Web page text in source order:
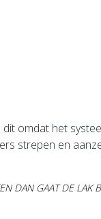
omdat het
strepen en
DAN GAAT DE LAK